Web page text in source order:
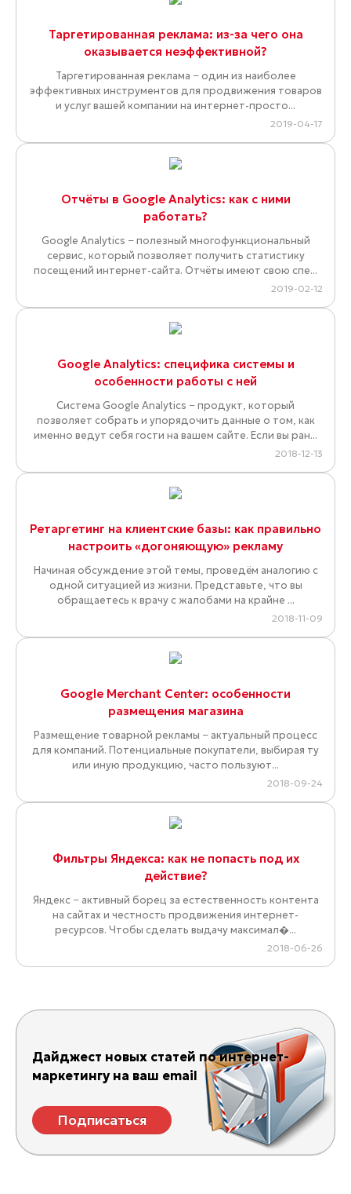
Таргетированная реклама: из-за чего она
оказывается неэффективной?
Таргетированная реклама − один из наиболее
эффективных инструментов для продвижения товаров
и услуг вашей компании на интернет-просто...
2019-04-17
Отчёты в Google Analytics: как с ними
работать?
Google Analytics − полезный многофункциональный
сервис, который позволяет получить статистику
посещений интернет-сайта. Отчёты имеют свою спе...
2019-02-12
Google Analytics: специфика системы и
особенности работы с ней
Система Google Analytics − продукт, который
позволяет собрать и упорядочить данные о том, как
именно ведут себя гости на вашем сайте. Если вы ран...
2018-12-13
Ретаргетинг на клиентские базы: как правильно
настроить «догоняющую» рекламу
Начиная обсуждение этой темы, проведём аналогию с
одной ситуацией из жизни. Представьте, что вы
обращаетесь к врачу с жалобами на крайне ...
2018-11-09
Google Merchant Center: особенности
размещения магазина
Размещение товарной рекламы − актуальный процесс
для компаний. Потенциальные покупатели, выбирая ту
или иную продукцию, часто пользуют...
2018-09-24
Фильтры Яндекса: как не попасть под их
действие?
Яндекс − активный борец за естественность контента
на сайтах и честность продвижения интернет-
ресурсов. Чтобы сделать выдачу максимал�...
2018-06-26
Дайджест новых статей по интернет-
маркетингу на ваш email
Подписаться